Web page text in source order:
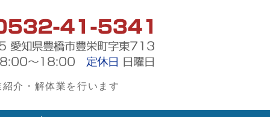
勤務の人材派遣は株式会社エイ
介・解体業を行います